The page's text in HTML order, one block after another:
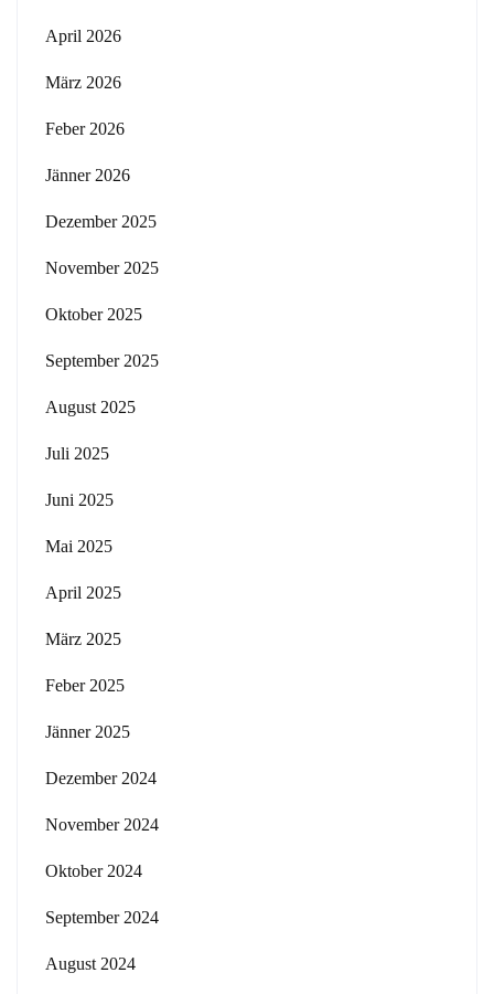
April 2026
März 2026
Feber 2026
Jänner 2026
Dezember 2025
November 2025
Oktober 2025
September 2025
August 2025
Juli 2025
Juni 2025
Mai 2025
April 2025
März 2025
Feber 2025
Jänner 2025
Dezember 2024
November 2024
Oktober 2024
September 2024
August 2024